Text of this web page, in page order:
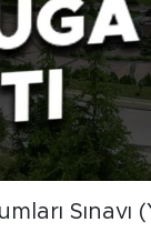
Sınavı